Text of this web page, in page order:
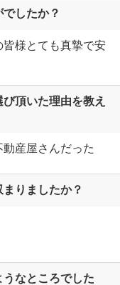
したか？
様とても真摯で安
頂いた理由を教え
産屋さんだった
りましたか？
なところでした